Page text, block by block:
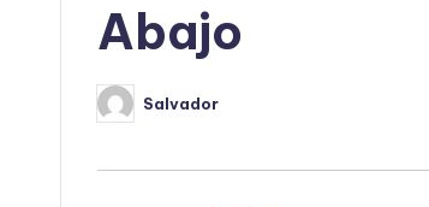
Abajo
Publicado
por
Salvador